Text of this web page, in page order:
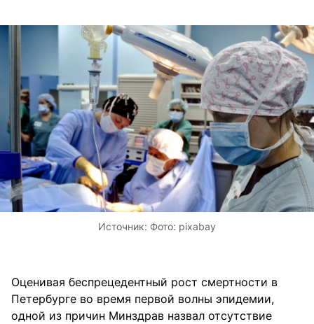
Источник: Фото: pixabay
Оценивая беспрецедентный рост смертности в
Петербурге во время первой волны эпидемии,
одной из причин Минздрав назвал отсутствие